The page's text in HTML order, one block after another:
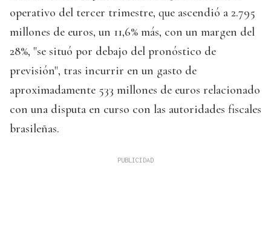
operativo del tercer trimestre, que ascendió a 2.795
millones de euros, un 11,6% más, con un margen del
28%, "se situó por debajo del pronóstico de
previsión", tras incurrir en un gasto de
aproximadamente 533 millones de euros relacionado
con una disputa en curso con las autoridades fiscales
brasileñas.